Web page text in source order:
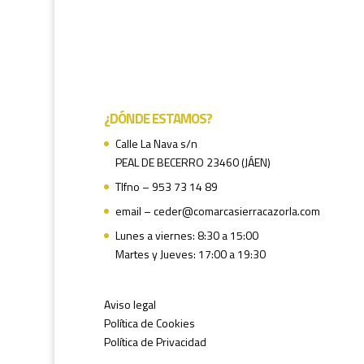
¿DÓNDE ESTAMOS?
Calle La Nava s/n
PEAL DE BECERRO 23460 (JÁEN)
Tlfno – 953 73 14 89
email – ceder@comarcasierracazorla.com
Lunes a viernes: 8:30 a 15:00
Martes y Jueves: 17:00 a 19:30
Aviso legal
Política de Cookies
Política de Privacidad